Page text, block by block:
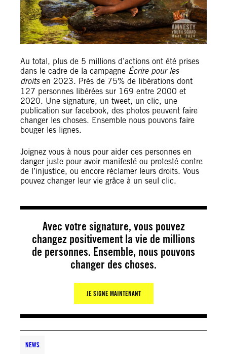
Au total, plus de 5 millions d’actions ont été prises
dans le cadre de la campagne Écrire pour les
droitsen 2023. Près de 75% de libérations dont
127 personnes libérées sur 169 entre 2000 et
2020. Une signature, un tweet, un clic, une
publication sur facebook, des photos peuvent faire
changer les choses. Ensemble nous pouvons faire
bouger les lignes.
Joignez vous à nous pour aider ces personnes en
danger juste pour avoir manifesté ou protesté contre
de l’injustice, ou encore réclamer leurs droits. Vous
pouvez changer leur vie grâce à un seul clic.
Avec votre signature, vous pouvez
changez positivement la vie de millions
de personnes. Ensemble, nous pouvons
changer des choses.
JE SIGNE MAINTENANT
NEWS